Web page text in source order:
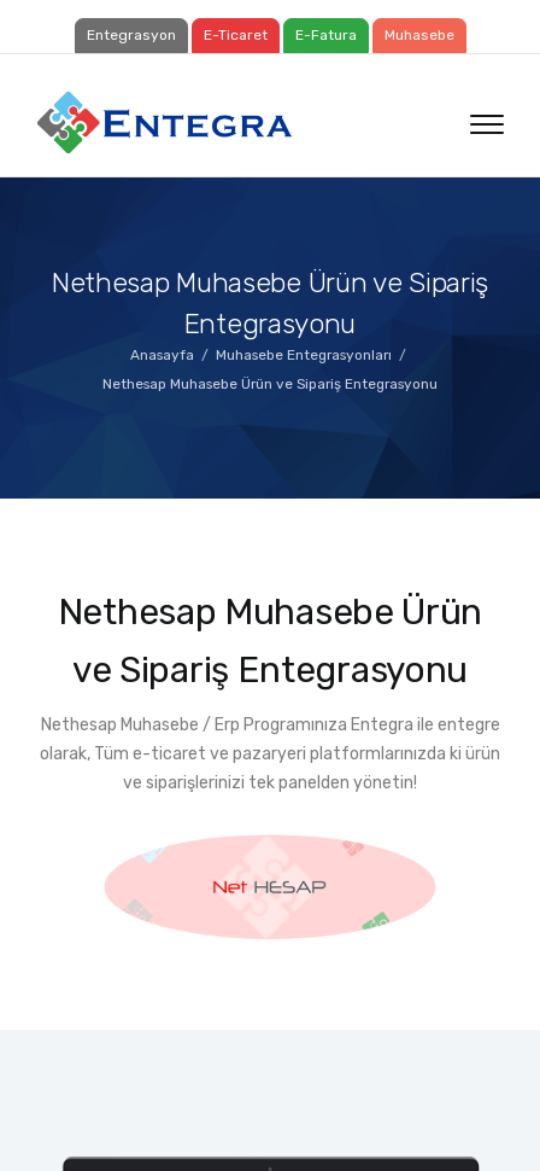
Entegrasyon E-Ticaret E-Fatura Muhasebe
Nethesap Muhasebe Ürün ve Sipariş
Entegrasyonu
Anasayfa
Muhasebe Entegrasyonları
Nethesap Muhasebe Ürün ve Sipariş Entegrasyonu
Nethesap Muhasebe Ürün
ve Sipariş Entegrasyonu
Nethesap Muhasebe / Erp Programınıza Entegra ile entegre
olarak, Tüm e-ticaret ve pazaryeri platformlarınızda ki ürün
ve siparişlerinizi tek panelden yönetin!